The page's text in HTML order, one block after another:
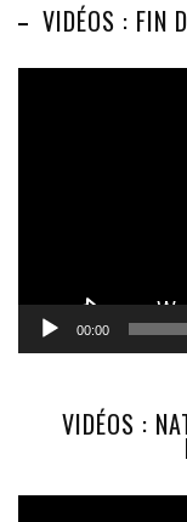
VIDÉOS : FIN
00:00
VIDÉOS :